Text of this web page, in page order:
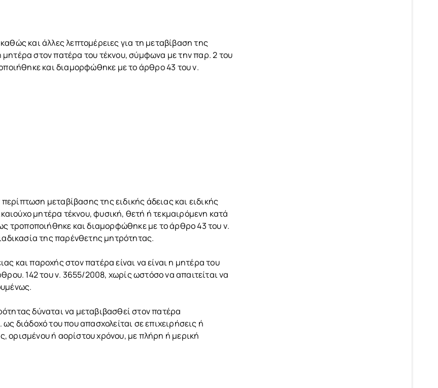
και άλλες λεπτομέρειες για τη μεταβίβαση της
στον πατέρα του τέκνου, σύμφωνα με την παρ. 2 του
και διαμορφώθηκε με το άρθρο 43 του ν.
μεταβίβασης της ειδικής άδειας και ειδικής
μητέρα τέκνου, φυσική, θετή ή τεκμαιρόμενη κατά
τροποποιήθηκε και διαμορφώθηκε με το άρθρο 43 του ν.
της παρένθετης μητρότητας.
και παροχής στον πατέρα είναι να είναι η μητέρα του
142 του ν. 3655/2008, χωρίς ωστόσο να απαιτείται να
δύναται να μεταβιβασθεί στον πατέρα
διάδοχό του που απασχολείται σε επιχειρήσεις ή
ορισμένου ή αορίστου χρόνου, με πλήρη ή μερική